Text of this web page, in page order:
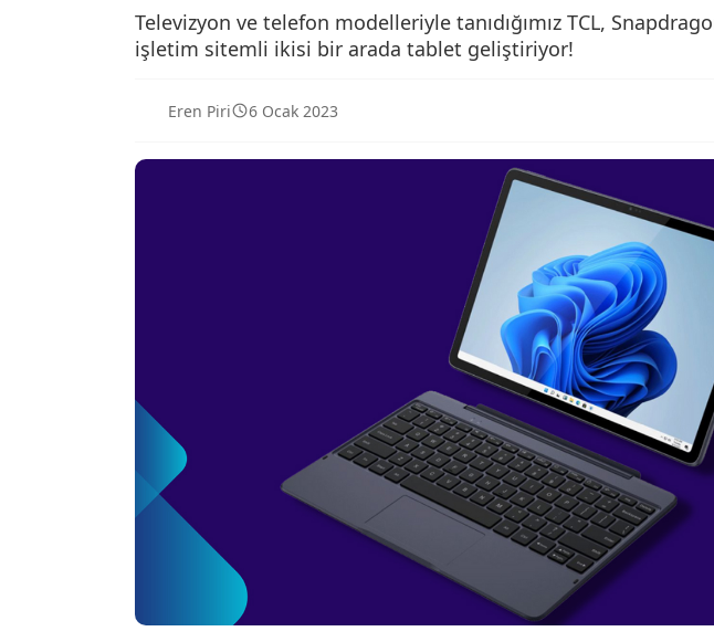
Televizyon ve telefon modelleriyle tanıdığımız TCL,
işletim sitemli ikisi bir arada tablet geliştiriyor!
Eren Piri 6 Ocak 2023